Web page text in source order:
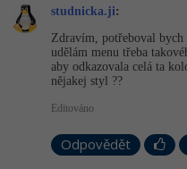
UML a
React
Spring
ASP.NET MVC
HTML / CSS
UML a
MySQL/MariaDB
MS-SQL
Webdesigner
Tester
Systémový
Grafik / UX/UI
C++
Swift -80%
C -80%
SEO
UX
Kryptoměny -25%
Adobe XD
Adobe InDesign
Adobe After
Blender -80%
studnicka.ji:
Zdravím, potřeboval
udělám menu třeba
aby odkazovala celá ta
nějakej styl ??
Editováno
Odpovědět